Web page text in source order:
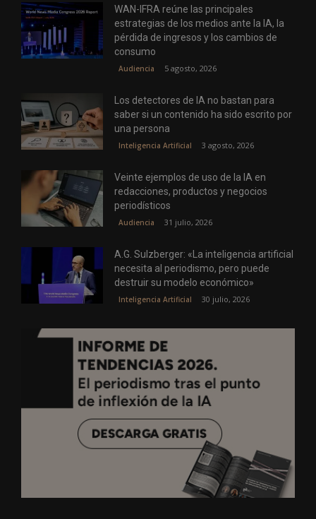
WAN-IFRA reúne las principales
estrategias de los medios ante la IA, la
pérdida de ingresos y los cambios de
consumo
Audiencia 5 agosto, 2026
Los detectores de IA no bastan para
saber si un contenido ha sido escrito por
una persona
Inteligencia Artificial 3 agosto, 2026
Veinte ejemplos de uso de la IA en
redacciones, productos y negocios
periodísticos
Audiencia 31 julio, 2026
A.G. Sulzberger: «La inteligencia artificial
necesita al periodismo, pero puede
destruir su modelo económico»
Inteligencia Artificial 30 julio, 2026